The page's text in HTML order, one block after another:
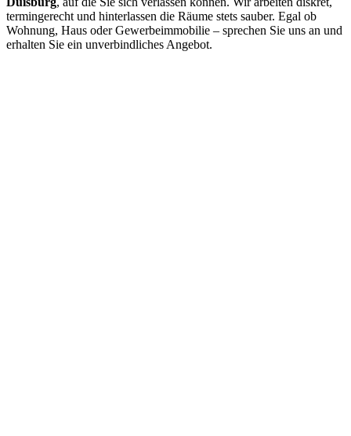
termingerecht und hinterlassen die Räume stets sauber. Egal ob
Wohnung, Haus oder Gewerbeimmobilie – sprechen Sie uns an und
erhalten Sie ein unverbindliches Angebot.